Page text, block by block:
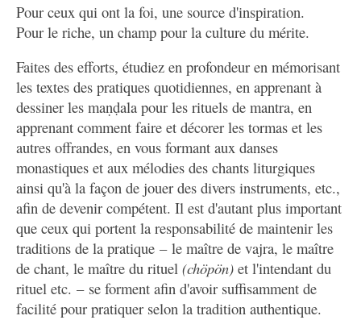
Pour ceux qui ont la foi, une source d'inspiration.
Pour le riche, un champ pour la culture du mérite.
Faites des efforts, étudiez en profondeur en mémorisant
les textes des pratiques quotidiennes, en apprenant à
dessiner les maṇḍala pour les rituels de mantra, en
apprenant comment faire et décorer les tormas et les
autres offrandes, en vous formant aux danses
monastiques et aux mélodies des chants liturgiques
ainsi qu'à la façon de jouer des divers instruments, etc.,
afin de devenir compétent. Il est d'autant plus important
que ceux qui portent la responsabilité de maintenir les
traditions de la pratique – le maître de vajra, le maître
de chant, le maître du rituel (chöpön) et l'intendant du
rituel etc. – se forment afin d'avoir suffisamment de
facilité pour pratiquer selon la tradition authentique.